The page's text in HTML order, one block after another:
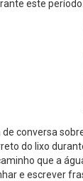
este período.
conversa
do lixo
que a
e escrever